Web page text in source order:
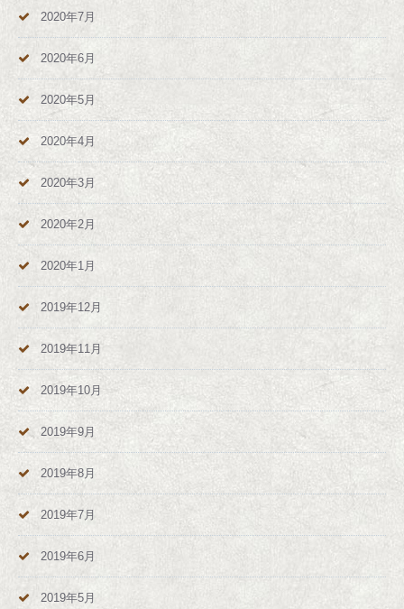
2020年7月
2020年6月
2020年5月
2020年4月
2020年3月
2020年2月
2020年1月
2019年12月
2019年11月
2019年10月
2019年9月
2019年8月
2019年7月
2019年6月
2019年5月